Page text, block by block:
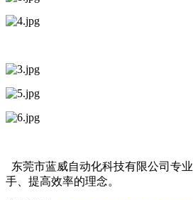
东莞市蓝威自动化科技有限公司专
手、提高效率的理念。